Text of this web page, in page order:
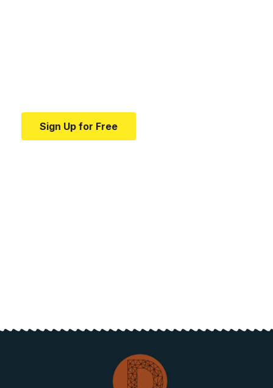
Sign Up for Free